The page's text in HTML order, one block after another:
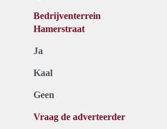
Bedrijventerrein
Hamerstraat
Ja
Kaal
Geen
Vraag de adverteerder